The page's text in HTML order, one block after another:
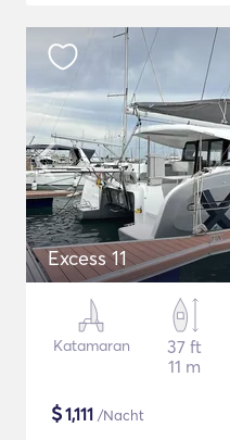
Excess 11
Katamaran
37 ft
11 m
$1,111 /Nacht